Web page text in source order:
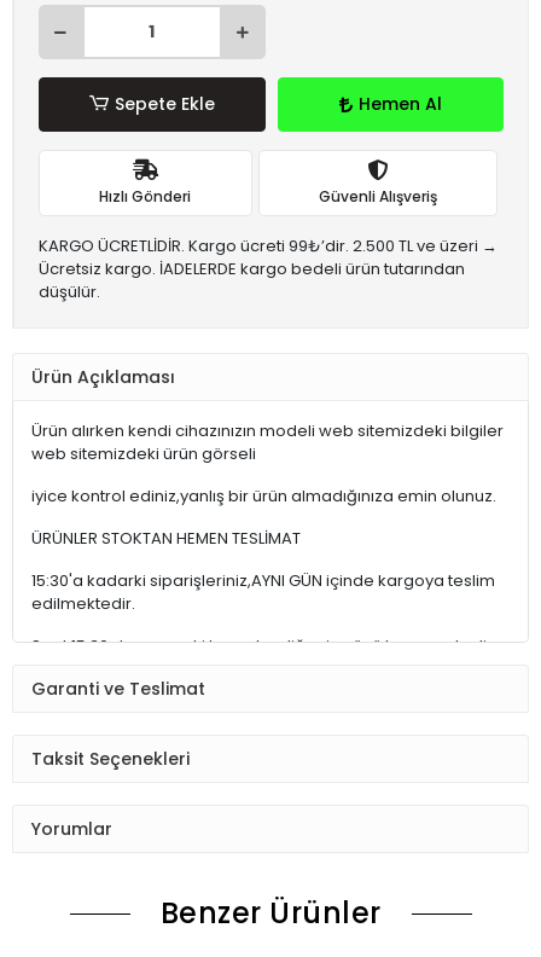
Sepete Ekle Hemen Al
Hızlı Gönderi Güvenli Alışveriş
KARGO ÜCRETLİDİR. Kargo ücreti 99₺’dir. 2.500 TL ve üzeri →
Ücretsiz kargo. İADELERDE kargo bedeli ürün tutarından
düşülür.
Ürün Açıklaması
Ürün alırken kendi cihazınızın modeli web sitemizdeki bilgiler
web sitemizdeki ürün görseli
iyice kontrol ediniz,yanlış bir ürün almadığınıza emin olunuz.
ÜRÜNLER STOKTAN HEMEN TESLİMAT
15:30'a kadarki siparişleriniz,AYNI GÜN içinde kargoya teslim
edilmektedir.
Saat 15:30 dan sonraki kargolar,diğer iş günü kargoya teslim
Siparişiniz kontrol ediniz.Telefon adres email gibi yanlışlık
düzenlenmesini isteyiniz.
Sizinle irtibata gecektir.
Garanti ve Teslimat
Taksit Seçenekleri
Yorumlar
Benzer Ürünler